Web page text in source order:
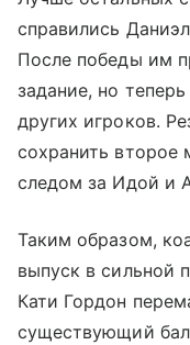
справились
После победы им
задание, но
других игроков.
сохранить второе
следом за Идой и
Таким образом,
выпуск в сильной
Кати Гордон
существующий